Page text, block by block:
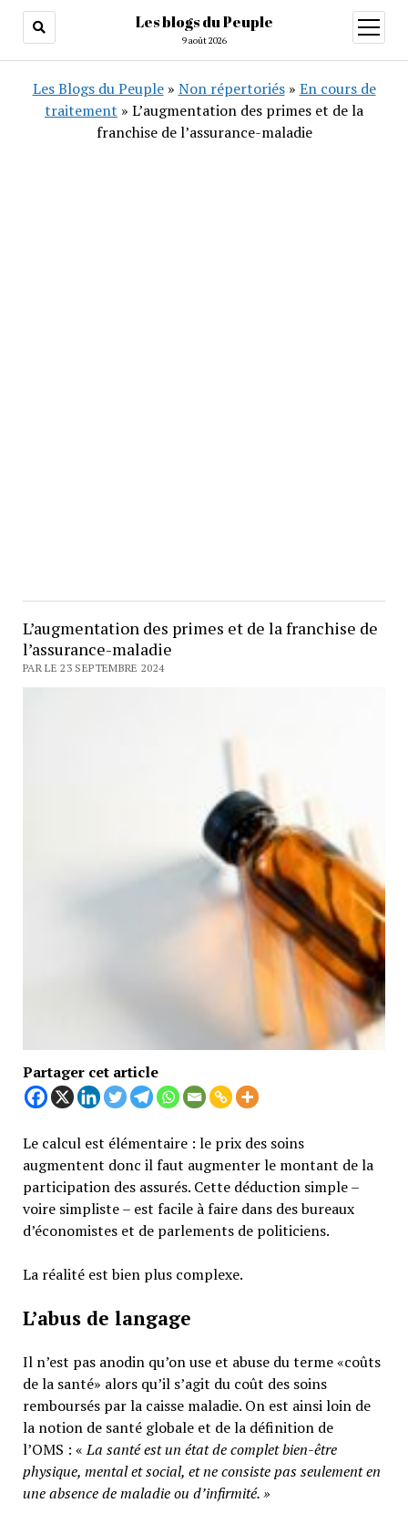
Les blogs du Peuple
9 août 2026
ouvrir
menu
Les Blogs du Peuple» Non répertoriés» En cours de
traitement » L’augmentation des primes et de la
franchise de l’assurance-maladie
L’augmentation des primes et de la franchise de
l’assurance-maladie
PAR LE 23 SEPTEMBRE 2024
Partager cet article
Le calcul est élémentaire : le prix des soins
augmentent donc il faut augmenter le montant de la
participation des assurés. Cette déduction simple –
voire simpliste – est facile à faire dans des bureaux
d’économistes et de parlements de politiciens.
La réalité est bien plus complexe.
L’abus de langage
Il n’est pas anodin qu’on use et abuse du terme «coûts
de la santé» alors qu’il s’agit du coût des soins
remboursés par la caisse maladie. On est ainsi loin de
la notion de santé globale et de la définition de
l’OMS : «La santé est un état de complet bien-être
physique, mental et social, et ne consiste pas seulement en
une absence de maladie ou d’infirmité.»